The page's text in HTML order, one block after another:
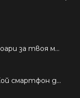
Търсиш качествени аксесоари за твоя модел? Как правилно да защитим новия си смартфон: Ръководство за аксесоари през 2026 г.
Подробно ръководство: Кой смартфон да купиш през 2026 г.?